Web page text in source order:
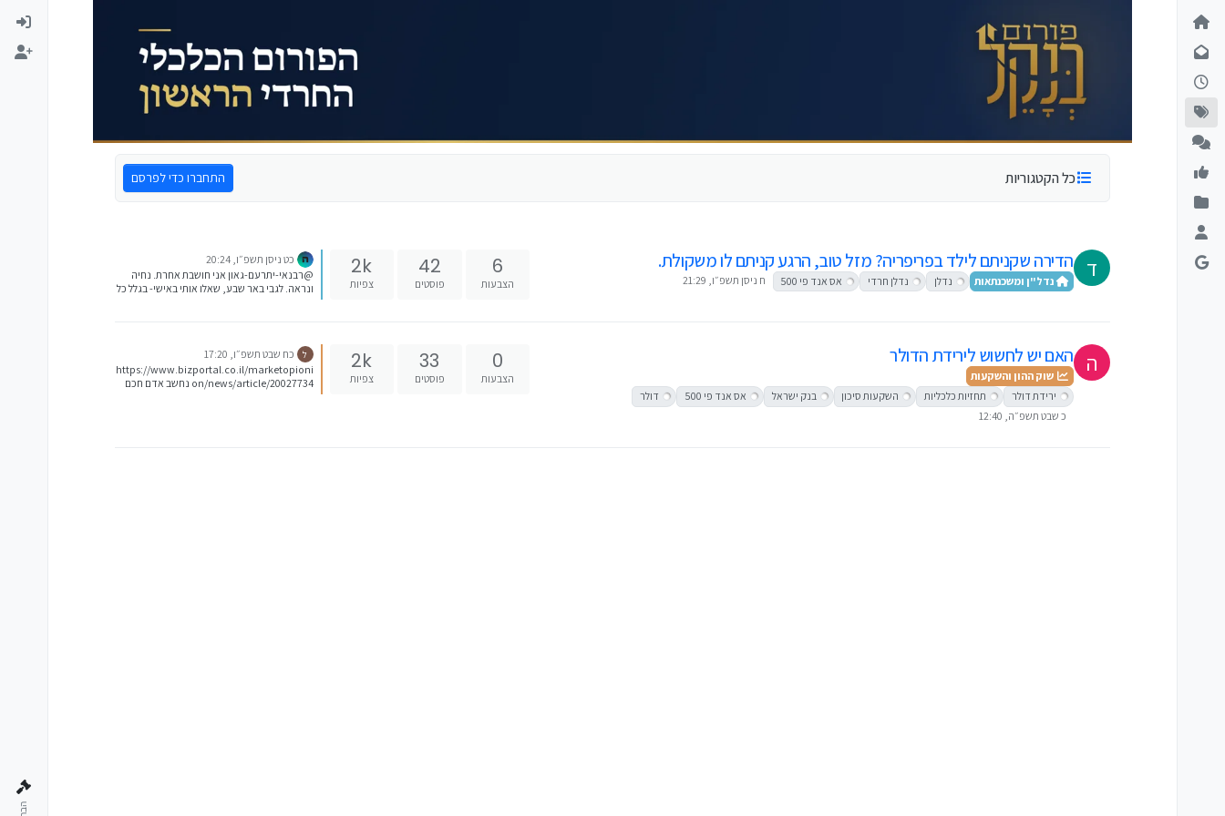
דילוג לתוכן
כל הקטגוריות התחברו כדי לפרסם
ד הדירה שקניתם לילד בפריפריה? מזל טוב, הרגע קניתם לו משקולת.
נדל"ן ומשכנתאות נדלן נדלן חרדי אס אנד פי 500 ח ניסן תשפ״ו, 21:29
6
הצבעות
42
פוסטים
2k
צפיות
כט ניסן תשפ״ו, 20:24
@רבנאי-יתרעם-גאון אני חושבת אחרת. נחיה
ונראה. לגבי באר שבע, שאלו אותי באישי- בגלל כל
בלתי אפשרי להשכיר אותם. ולכן הוא מלווה
עיסקה מתחילה ועד סוף.
ה האם יש לחשוש לירידת הדולר
שוק ההון והשקעות
ירידת דולר
תחזיות כלכליות השקעות סיכון בנק ישראל אס אנד פי 500
דולר
כ שבט תשפ״ה, 12:40
0
הצבעות
33
פוסטים
2k
צפיות
ל
כח שבט תשפ״ו, 17:20
https://www.bizportal.co.il/marketopioni
on/news/article/20027734 נחשב אדם חכם